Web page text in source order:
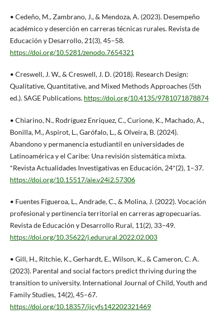
• Cedeño, M., Zambrano, J., & Mendoza, A. (2023). Desempeño
académico y deserción en carreras técnicas rurales. Revista de
Educación y Desarrollo, 21(3), 45–58.
https://doi.org/10.5281/zenodo.7654321
• Creswell, J. W., & Creswell, J. D. (2018). Research Design:
Qualitative, Quantitative, and Mixed Methods Approaches (5th
ed.). SAGE Publications. https://doi.org/10.4135/9781071878874
• Chiarino, N., Rodríguez Enríquez, C., Curione, K., Machado, A.,
Bonilla, M., Aspirot, L., Garófalo, L., & Olveira, B. (2024).
Abandono y permanencia estudiantil en universidades de
Latinoamérica y el Caribe: Una revisión sistemática mixta.
*Revista Actualidades Investigativas en Educación, 24*(2), 1–37.
https://doi.org/10.15517/aie.v24i2.57306
• Fuentes Figueroa, L., Andrade, C., & Molina, J. (2022). Vocación
profesional y pertinencia territorial en carreras agropecuarias.
Revista de Educación y Desarrollo Rural, 11(2), 33–49.
https://doi.org/10.35622/j.edurural.2022.02.003
• Gill, H., Ritchie, K., Gerhardt, E., Wilson, K., & Cameron, C. A.
(2023). Parental and social factors predict thriving during the
transition to university. International Journal of Child, Youth and
Family Studies, 14(2), 45–67.
https://doi.org/10.18357/ijcyfs142202321469